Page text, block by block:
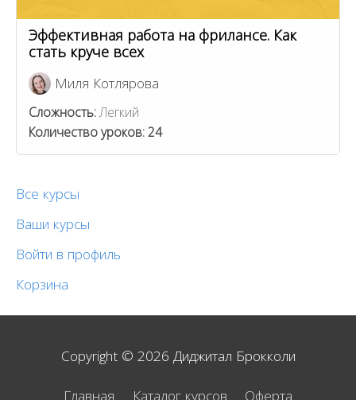
Эффективная работа на фрилансе. Как
стать круче всех
Миля Котлярова
Сложность:Легкий
Количество уроков:24
Все курсы
Ваши курсы
Войти в профиль
Корзина
Copyright © 2026 Диджитал Брокколи
Главная Каталог курсов Оферта